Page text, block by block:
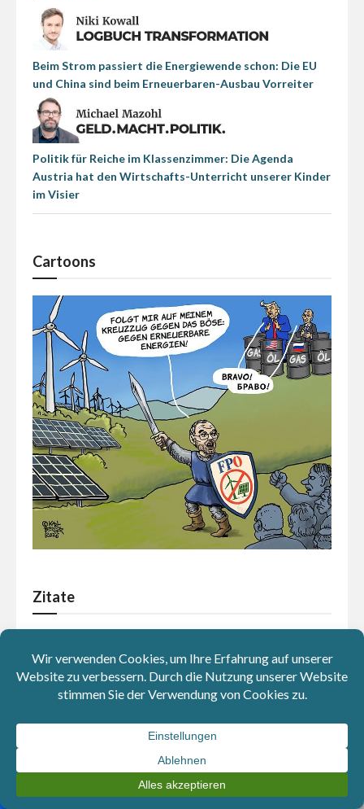
Beim Strom passiert die Energiewende schon: Die EU
und China sind beim Erneuerbaren-Ausbau Vorreiter
Politik für Reiche im Klassenzimmer: Die Agenda
Austria hat den Wirtschafts-Unterricht unserer Kinder
im Visier
Cartoons
Zitate